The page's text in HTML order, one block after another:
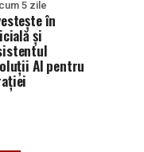
5 zile
în
și
AI pentru